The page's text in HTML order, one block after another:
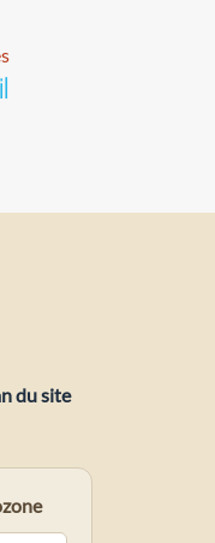
du site